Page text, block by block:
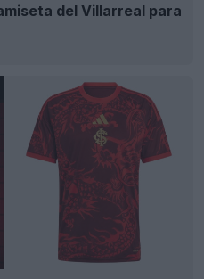
del Villarreal para